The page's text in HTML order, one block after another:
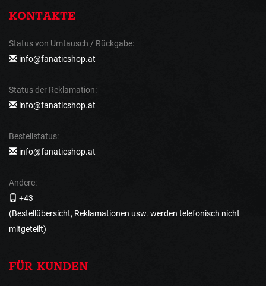
KONTAKTE
Status von Umtausch / Rückgabe:
info@fanaticshop.at
Status der Reklamation:
info@fanaticshop.at
Bestellstatus:
info@fanaticshop.at
Andere:
+43
(Bestellübersicht, Reklamationen usw. werden telefonisch nicht
mitgeteilt)
FÜR KUNDEN